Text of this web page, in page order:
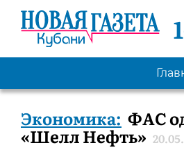
Экономика: ФАС
«Шелл Нефть»